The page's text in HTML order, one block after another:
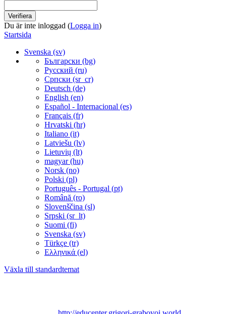
Du är inte inloggad (Logga in)
Startsida
Svenska ‎(sv)‎
Български ‎(bg)‎
Русский ‎(ru)‎
Српски ‎(sr_cr)‎
Deutsch ‎(de)‎
English ‎(en)‎
Español - Internacional ‎(es)‎
Français ‎(fr)‎
Hrvatski ‎(hr)‎
Italiano ‎(it)‎
Latviešu ‎(lv)‎
Lietuvių ‎(lt)‎
magyar ‎(hu)‎
Norsk ‎(no)‎
Polski ‎(pl)‎
Português - Portugal ‎(pt)‎
Română ‎(ro)‎
Slovenščina ‎(sl)‎
Srpski ‎(sr_lt)‎
Suomi ‎(fi)‎
Svenska ‎(sv)‎
Türkçe ‎(tr)‎
Ελληνικά ‎(el)‎
Växla till standardtemat